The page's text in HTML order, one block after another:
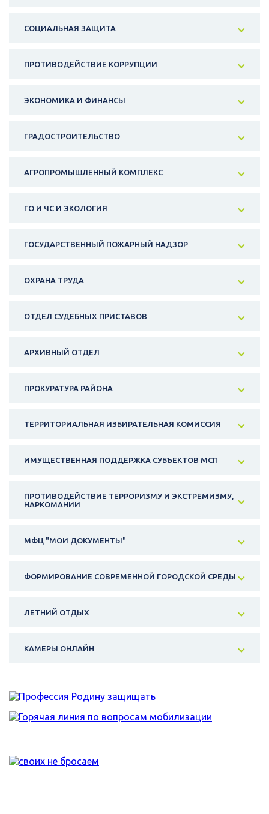
СОЦИАЛЬНАЯ ЗАЩИТА
ПРОТИВОДЕЙСТВИЕ КОРРУПЦИИ
ЭКОНОМИКА И ФИНАНСЫ
ГРАДОСТРОИТЕЛЬСТВО
АГРОПРОМЫШЛЕННЫЙ КОМПЛЕКС
ГО И ЧС И ЭКОЛОГИЯ
ГОСУДАРСТВЕННЫЙ ПОЖАРНЫЙ НАДЗОР
ОХРАНА ТРУДА
ОТДЕЛ СУДЕБНЫХ ПРИСТАВОВ
АРХИВНЫЙ ОТДЕЛ
ПРОКУРАТУРА РАЙОНА
ТЕРРИТОРИАЛЬНАЯ ИЗБИРАТЕЛЬНАЯ КОМИССИЯ
ИМУЩЕСТВЕННАЯ ПОДДЕРЖКА СУБЪЕКТОВ МСП
ПРОТИВОДЕЙСТВИЕ ТЕРРОРИЗМУ И ЭКСТРЕМИЗМУ,
НАРКОМАНИИ
МФЦ "МОИ ДОКУМЕНТЫ"
ФОРМИРОВАНИЕ СОВРЕМЕННОЙ ГОРОДСКОЙ СРЕДЫ
ЛЕТНИЙ ОТДЫХ
КАМЕРЫ ОНЛАЙН